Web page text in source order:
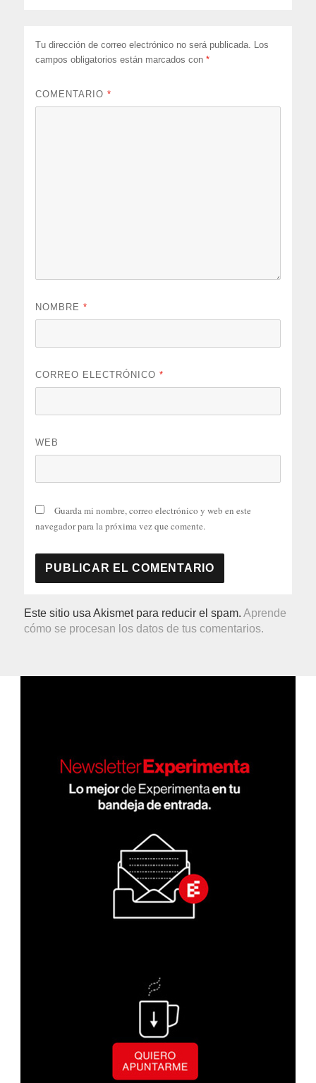
Tu dirección de correo electrónico no será publicada.
Los
campos obligatorios están marcados con*
COMENTARIO*
NOMBRE*
CORREO ELECTRÓNICO*
WEB
Guarda mi nombre, correo electrónico y web en este
navegador para la próxima vez que comente.
Este sitio usa Akismet para reducir el spam.Aprende
cómo se procesan los datos de tus comentarios.